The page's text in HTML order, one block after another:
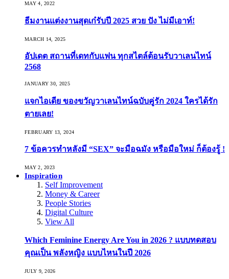
MAY 4, 2022
ธีมงานแต่งงานสุดเก๋รับปี 2025 สวย ปัง ไม่มีเอาท์!
MARCH 14, 2025
อัปเดต สถานที่เดทกับแฟน ทุกสไตล์ต้อนรับวาเลนไทน์
2568
JANUARY 30, 2025
แจกไอเดีย ของขวัญวาเลนไทน์ฉบับคู่รัก 2024 ใครได้รัก
ตายเลย!
FEBRUARY 13, 2024
7 ข้อควรทำหลังมี “SEX” จะมือฉมัง หรือมือใหม่ ก็ต้องรู้ !
MAY 2, 2023
Inspiration
Self Improvement
Money & Career
People Stories
Digital Culture
View All
Which Feminine Energy Are You in 2026 ? แบบทดสอบ
คุณเป็น พลังหญิง แบบไหนในปี 2026
JULY 9, 2026